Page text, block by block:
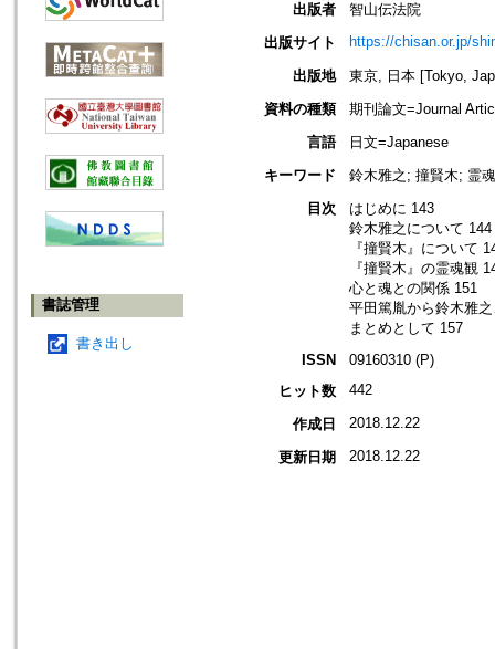
書誌管理
書き出し
出版者
智山伝法院
出版サイト
https://chisan.or.jp/
出版地
東京, 日本 [Tokyo,
資料の種類
期刊論文=Journal
言語
日文=Japanese
キーワード
鈴木雅之; 撞賢木; 霊
目次
はじめに 143
鈴木雅之について 144
『撞賢木』について
『撞賢木』の霊魂観
心と魂との関係 151
平田篤胤から鈴木雅
まとめとして 157
ISSN
09160310 (P)
ヒット数
442
作成日 2018.12.22
更新日期 2018.12.22